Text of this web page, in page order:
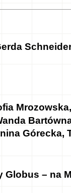
Górecka,
Globus – na